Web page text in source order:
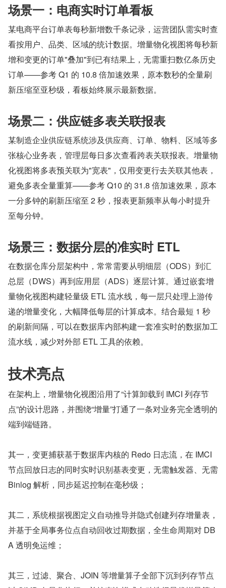
场景一：电商实时订单看板
某电商平台订单表每秒新增数千条记录，运营团队需实时查
看按用户、品类、区域的统计数据。增量物化视图将每秒新
增和变更的订单"叠加"到已有结果上，无需重扫数亿条历史
订单——参考 Q1 的 10.8 倍加速效果，原本数秒的全量刷
新压缩至亚秒级，看板始终展示最新数据。
场景二：供应链多表关联报表
某制造企业供应链系统涉及供应商、订单、物料、区域等多
张核心业务表，管理层每日多次查看跨表关联报表。增量物
化视图将多表预关联为"宽表"，仅用变更行去关联其他表，
避免多表全量重算——参考 Q10 的 31.8 倍加速效果，原本
一分多钟的刷新压缩至 2 秒，报表更新频率从每小时提升
至每分钟。
场景三：数据分层的准实时 ETL
在数据仓库分层架构中，常常需要从明细层（ODS）到汇
总层（DWS）再到应用层（ADS）逐层计算。通过嵌套增
量物化视图构建轻量级 ETL 流水线，每一层只处理上游传
递的增量变化，大幅降低每层的计算成本。结合最短 1 秒
的刷新间隔，可以在数据库内部构建一套准实时的数据加工
流水线，减少对外部 ETL 工具的依赖。
技术亮点
在架构上，增量物化视图沿用了“计算卸载到 IMCI 列存节
点”的设计思路，并围绕“增量”打通了一条对业务完全透明的
端到端链路。
其一，变更捕获基于数据库内核的 Redo 日志流，在 IMCI
节点回放日志的同时实时识别基表变更，无需触发器、无需
Binlog 解析，同步延迟控制在毫秒级；
其二，系统根据视图定义自动推导并隐式创建列存增量表，
并基于全局事务位点自动回收过期数据，全生命周期对 DB
A 透明免运维；
其三，过滤、聚合、JOIN 等增量算子全部下沉到列存节点